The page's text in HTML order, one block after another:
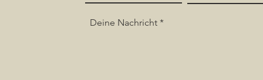
Deine Nachricht